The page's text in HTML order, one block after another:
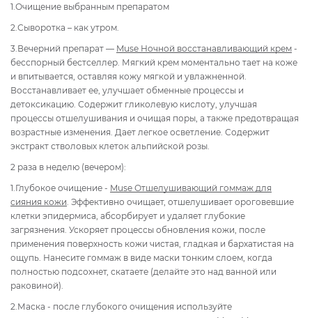
1.Очищение выбранным препаратом
2.Сыворотка – как утром.
3.Вечерний препарат — Muse Ночной восстанавливающий крем -
бесспорный бестселлер. Мягкий крем моментально тает на коже
и впитывается, оставляя кожу мягкой и увлажненной.
Восстанавливает ее, улучшает обменные процессы и
детоксикацию. Содержит гликолевую кислоту, улучшая
процессы отшелушивания и очищая поры, а также предотвращая
возрастные изменения. Дает легкое осветление. Содержит
экстракт стволовых клеток альпийской розы.
2 раза в неделю (вечером):
1.Глубокое очищение - Muse Отшелушивающий гоммаж для
сияния кожи . Эффективно очищает, отшелушивает ороговевшие
клетки эпидермиса, абсорбирует и удаляет глубокие
загрязнения. Ускоряет процессы обновления кожи, после
применения поверхность кожи чистая, гладкая и бархатистая на
ощупь. Нанесите гоммаж в виде маски тонким слоем, когда
полностью подсохнет, скатаете (делайте это над ванной или
раковиной).
2.Маска - после глубокого очищения используйте